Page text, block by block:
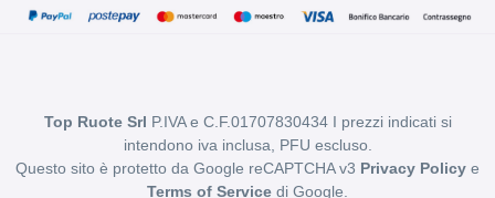
Top Ruote Srl P.IVA e C.F.01707830434 I prezzi indicati si
intendono iva inclusa, PFU escluso.
Questo sito è protetto da Google reCAPTCHA v3 Privacy Policy e
Terms of Service di Google.